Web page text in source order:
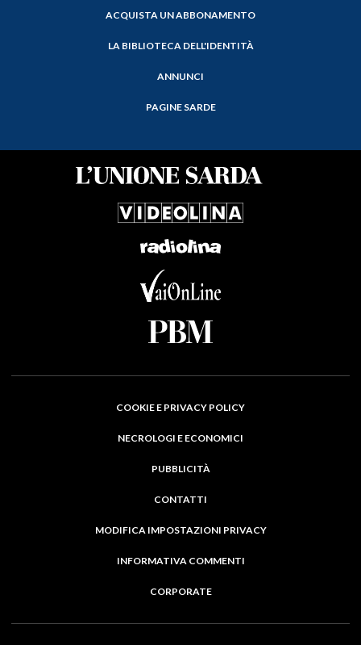
ACQUISTA UN ABBONAMENTO
LA BIBLIOTECA DELL'IDENTITÀ
ANNUNCI
PAGINE SARDE
COOKIE E PRIVACY POLICY
NECROLOGI E ECONOMICI
PUBBLICITÀ
CONTATTI
MODIFICA IMPOSTAZIONI PRIVACY
INFORMATIVA COMMENTI
CORPORATE